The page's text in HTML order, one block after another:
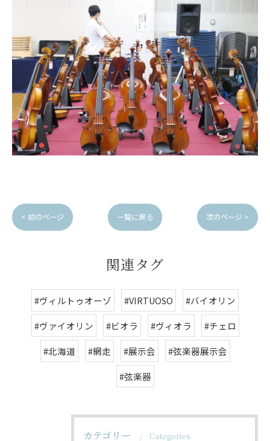
< 前のページ 一覧に戻る 次のページ >
関連タグ
#ヴィルトゥオーゾ #VIRTUOSO
#バイオリン
#ヴァイオリン
#ビオラ #ヴィオラ
#チェロ
#北海道
#網走 #展示会
#弦楽器展示会
#弦楽器
カテゴリー Categories